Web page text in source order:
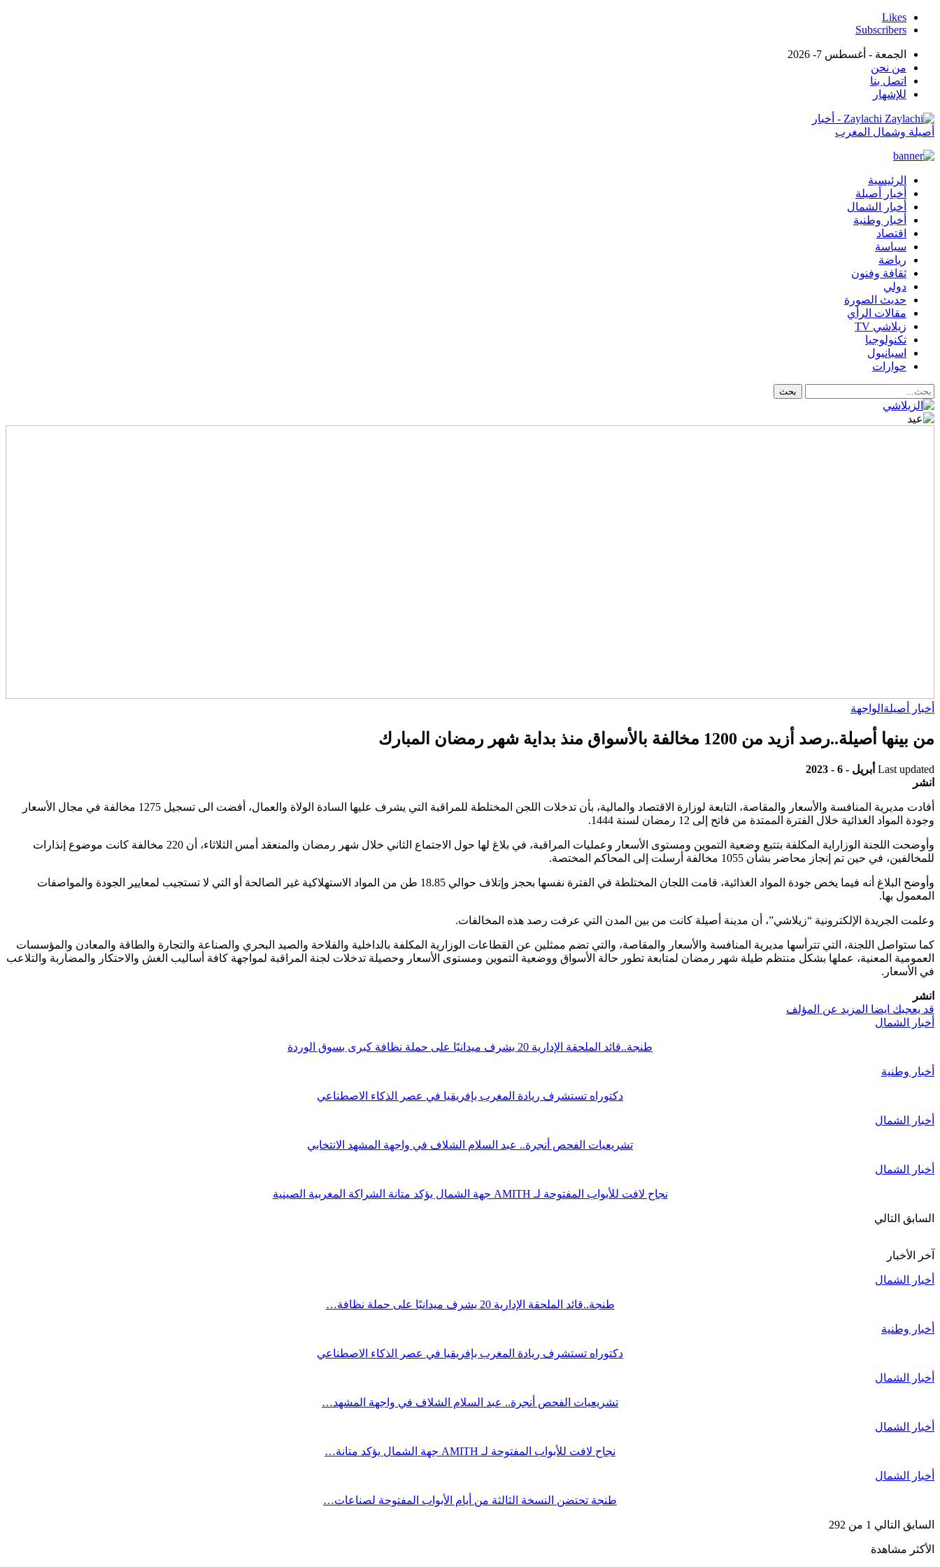
Likes
Subscribers
الجمعة - أغسطس 7- 2026
من نحن
اتصل بنا
للإشهار
Zaylachi - أخبار
أصيلة وشمال المغرب
الرئيسية
أخبار أصيلة
أخبار الشمال
أخبار وطنية
اقتصاد
سياسة
رياضة
ثقافة وفنون
دولي
حديث الصورة
مقالات الرأي
زيلاشي TV
تكنولوجيا
اسبانيول
حوارات
أخبار أصيلة الواجهة
من بينها أصيلة..رصد أزيد من 1200 مخالفة بالأسواق منذ بداية شهر رمضان المبارك
Last updated أبريل - 6 - 2023
انشر
أفادت مديرية المنافسة والأسعار والمقاصة، التابعة لوزارة الاقتصاد والمالية، بأن تدخلات اللجن المختلطة للمراقبة التي يشرف عليها السادة الولاة والعمال، أفضت الى تسجيل 1275 مخالفة في مجال الأسعار
وجودة المواد الغذائية خلال الفترة الممتدة من فاتح إلى 12 رمضان لسنة 1444.
وأوضحت اللجنة الوزاراية المكلفة بتتبع وضعية التموين ومستوى الأسعار وعمليات المراقبة، في بلاغ لها حول الاجتماع الثاني خلال شهر رمضان والمنعقد أمس الثلاثاء، أن 220 مخالفة كانت موضوع إنذارات
للمخالفين، في حين تم إنجاز محاضر بشأن 1055 مخالفة أرسلت إلى المحاكم المختصة.
وأوضح البلاغ أنه فيما يخص جودة المواد الغذائية، قامت اللجان المختلطة في الفترة نفسها بحجز وإتلاف حوالي 18.85 طن من المواد الاستهلاكية غير الصالحة أو التي لا تستجيب لمعايير الجودة والمواصفات
المعمول بها.
وعلمت الجريدة الإلكترونية “زيلاشي”، أن مدينة أصيلة كانت من بين المدن التي عرفت رصد هذه المخالفات.
كما ستواصل اللجنة، التي تترأسها مديرية المنافسة والأسعار والمقاصة، والتي تضم ممثلين عن القطاعات الوزارية المكلفة بالداخلية والفلاحة والصيد البحري والصناعة والتجارة والطاقة والمعادن والمؤسسات
العمومية المعنية، عملها بشكل منتظم طيلة شهر رمضان لمتابعة تطور حالة الأسواق ووضعية التموين ومستوى الأسعار وحصيلة تدخلات لجنة المراقبة لمواجهة كافة أساليب الغش والاحتكار والمضاربة والتلاعب
في الأسعار.
انشر
قد يعجبك ايضا المزيد عن المؤلف
أخبار الشمال
طنجة..قائد الملحقة الإدارية 20 يشرف ميدانيًا على حملة نظافة كبرى بسوق الوردة
أخبار وطنية
دكتوراه تستشرف ريادة المغرب بإفريقيا في عصر الذكاء الاصطناعي
أخبار الشمال
تشريعيات الفحص أنجرة.. عبد السلام الشلاف في واجهة المشهد الانتخابي
أخبار الشمال
نجاح لافت للأبواب المفتوحة لـ AMITH جهة الشمال يؤكد متانة الشراكة المغربية الصينية
السابق التالي
آخر الأخبار
أخبار الشمال
طنجة..قائد الملحقة الإدارية 20 يشرف ميدانيًا على حملة نظافة…
أخبار وطنية
دكتوراه تستشرف ريادة المغرب بإفريقيا في عصر الذكاء الاصطناعي
أخبار الشمال
تشريعيات الفحص أنجرة.. عبد السلام الشلاف في واجهة المشهد…
أخبار الشمال
نجاح لافت للأبواب المفتوحة لـ AMITH جهة الشمال يؤكد متانة…
أخبار الشمال
طنجة تحتضن النسخة الثالثة من أيام الأبواب المفتوحة لصناعات…
السابق التالي 1 من 292
الأكثر مشاهدة